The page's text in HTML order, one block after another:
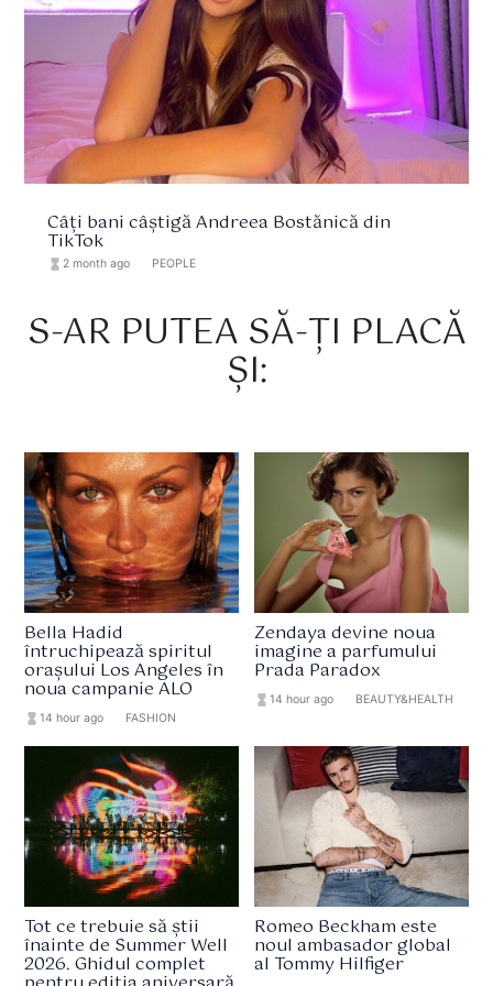
Câți bani câștigă Andreea Bostănică din
TikTok
hourglass_full 2 month ago PEOPLE
S-AR PUTEA SĂ-ȚI PLACĂ
ȘI:
Bella Hadid
întruchipează spiritul
orașului Los Angeles în
noua campanie ALO
hourglass_full14 hour ago FASHION
Zendaya devine noua
imagine a parfumului
Prada Paradox
hourglass_full 14 hour ago BEAUTY&HEALTH
Tot ce trebuie să știi
înainte de Summer Well
2026. Ghidul complet
Romeo Beckham este
noul ambasador global
al Tommy Hilfiger